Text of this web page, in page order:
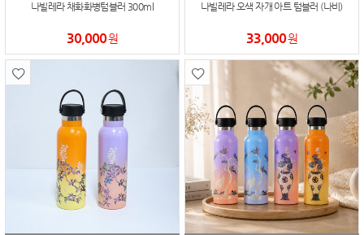
나빌레라 채화화병텀블러 300ml
30,000원
나빌레라 오색 자개 아트 텀블러 (나비)
33,000원